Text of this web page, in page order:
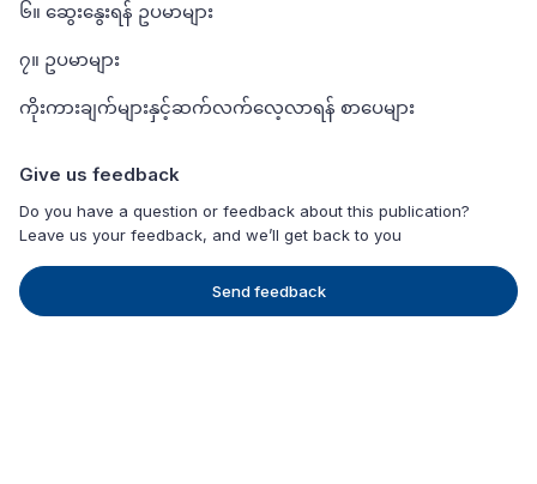
၆။ ဆွေးနွေးရန် ဥပမာများ
၇။ ဥပမာများ
ကိုးကားချက်များနှင့်ဆက်လက်လေ့လာရန် စာပေများ
Give us feedback
Do you have a question or feedback about this publication?
Leave us your feedback, and we’ll get back to you
Send feedback